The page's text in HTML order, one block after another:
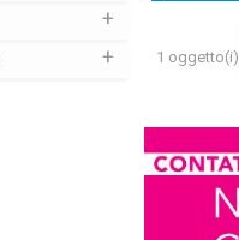
+
+ 1 oggetto(i)